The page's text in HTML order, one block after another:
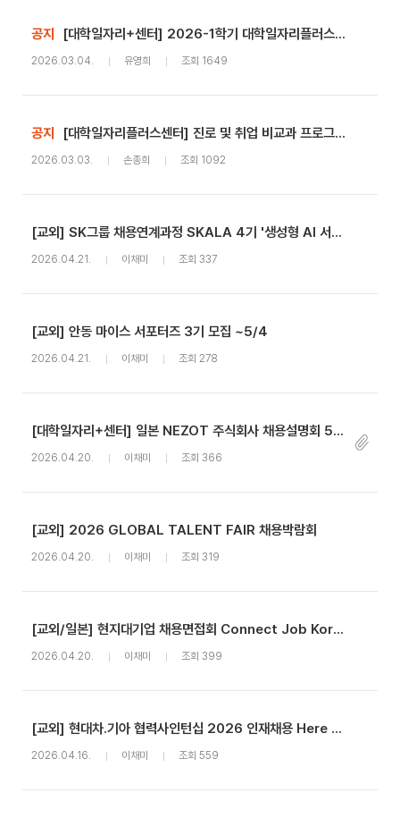
공지 [대학일자리+센터] 2026-1학기 대학일자리플러스센터 진로 및 취업 비교과 프로그램 안내
2026.03.04. 유영희 조회 1649
공지 [대학일자리플러스센터] 진로 및 취업 비교과 프로그램 이수 및 프로그램 신청 패널티 부여 기준
2026.03.03. 손종희 조회 1092
[교외] SK그룹 채용연계과정 SKALA 4기 '생성형 AI 서비스 개발 과정' 참여자 모집
2026.04.21. 이채미 조회 337
[교외] 안동 마이스 서포터즈 3기 모집 ~5/4
2026.04.21. 이채미 조회 278
[대학일자리+센터] 일본 NEZOT 주식회사 채용설명회 5/12
2026.04.20. 이채미 조회 366
[교외] 2026 GLOBAL TALENT FAIR 채용박람회
2026.04.20. 이채미 조회 319
[교외/일본] 현지대기업 채용면접회 Connect Job Korea 2026
2026.04.20. 이채미 조회 399
[교외] 현대차.기아 협력사인턴십 2026 인재채용 Here We Go!
2026.04.16. 이채미 조회 559